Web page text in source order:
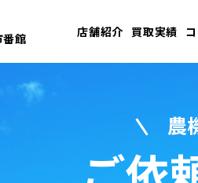
番館 店舗紹介 買取実績
農